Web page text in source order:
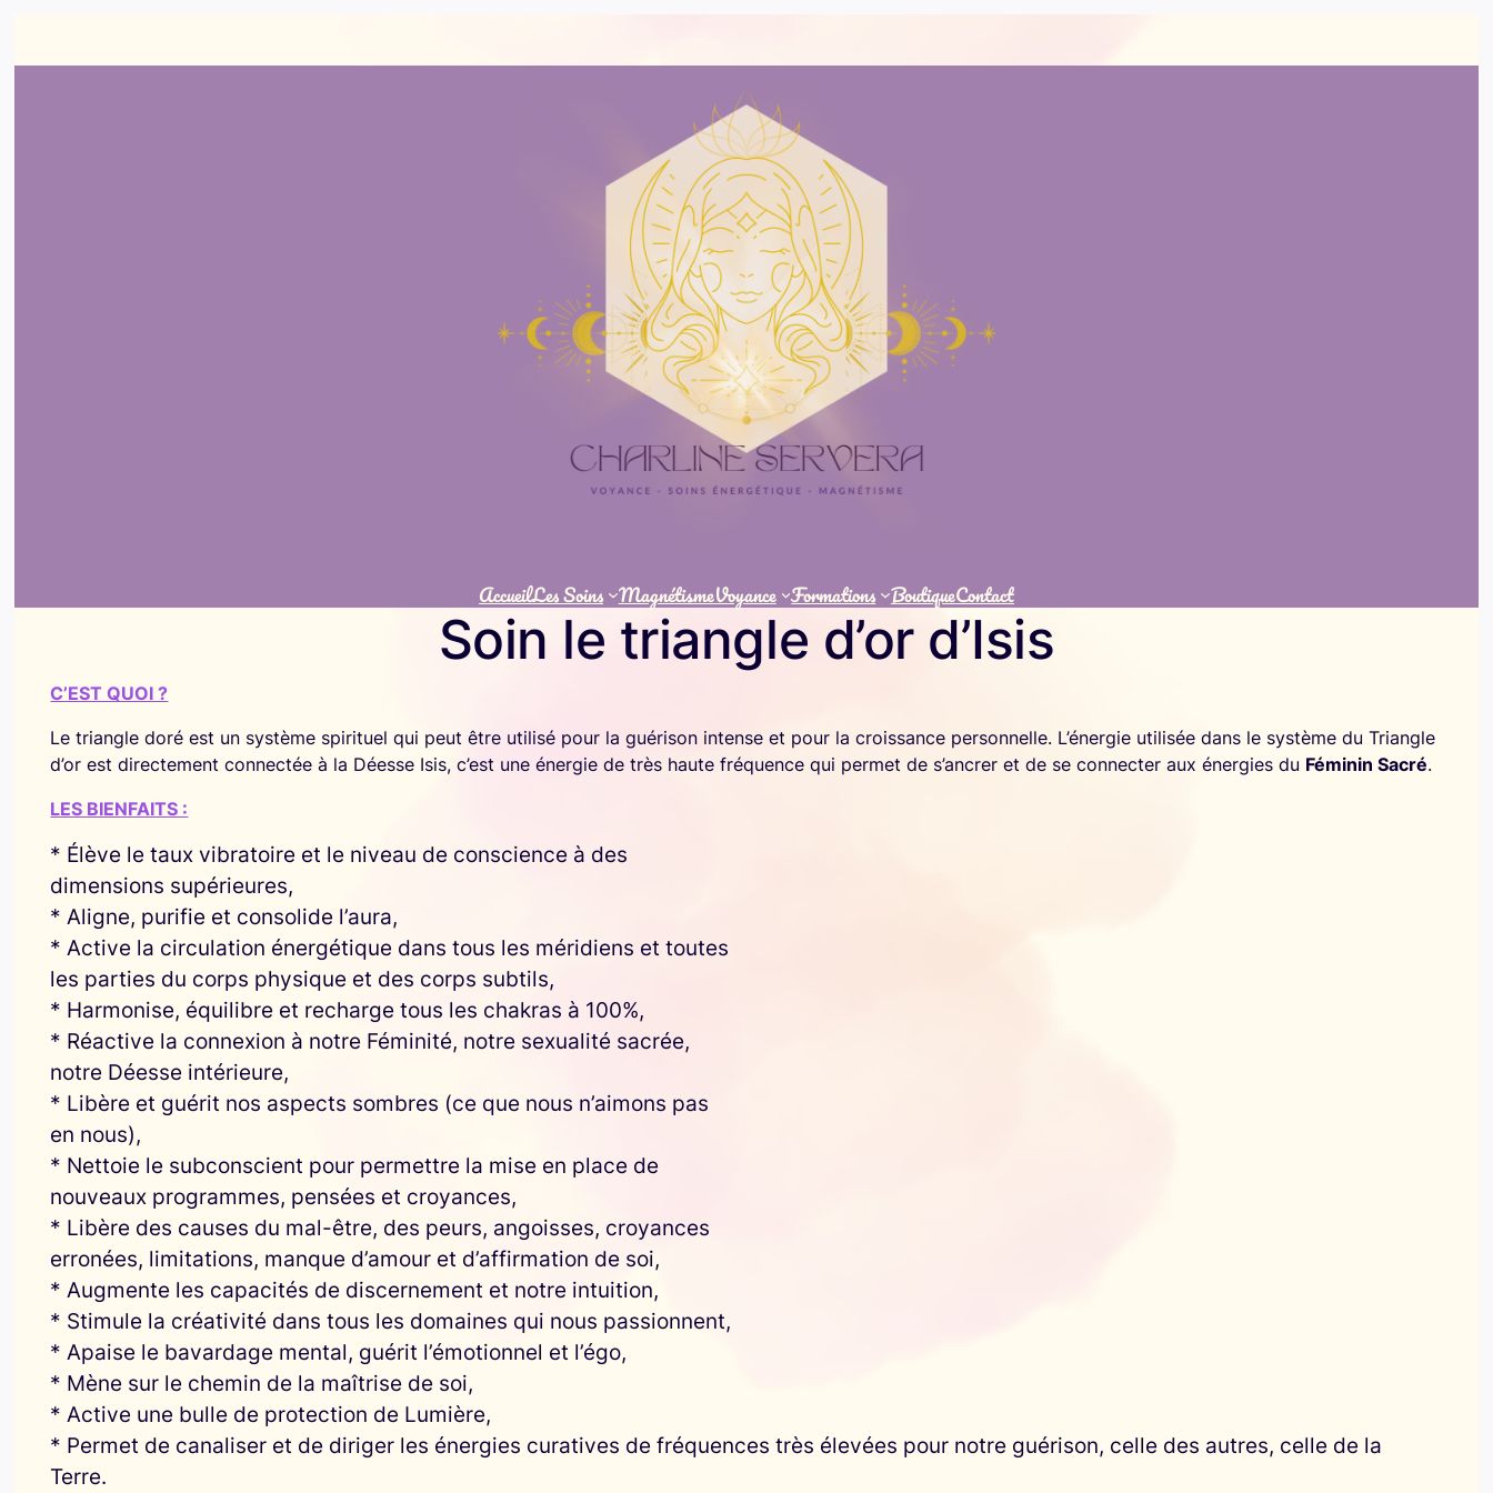
AccueilLes Soins MagnétismeVoyance Formations BoutiqueContact
Soin le triangle d’or d’Isis
C’EST QUOI ?
Le triangle doré est un système spirituel qui peut être utilisé pour la guérison intense et pour la croissance personnelle. L’énergie utilisée dans le système du Triangle
d’or est directement connectée à la Déesse Isis, c’est une énergie de très haute fréquence qui permet de s’ancrer et de se connecter aux énergies du Féminin Sacré.
LES BIENFAITS :
* Élève le taux vibratoire et le niveau de conscience à des
dimensions supérieures,
* Aligne, purifie et consolide l’aura,
* Active la circulation énergétique dans tous les méridiens et toutes
les parties du corps physique et des corps subtils,
* Harmonise, équilibre et recharge tous les chakras à 100%,
* Réactive la connexion à notre Féminité, notre sexualité sacrée,
notre Déesse intérieure,
* Libère et guérit nos aspects sombres (ce que nous n’aimons pas
en nous),
* Nettoie le subconscient pour permettre la mise en place de
nouveaux programmes, pensées et croyances,
* Libère des causes du mal-être, des peurs, angoisses, croyances
erronées, limitations, manque d’amour et d’affirmation de soi,
* Augmente les capacités de discernement et notre intuition,
* Stimule la créativité dans tous les domaines qui nous passionnent,
* Apaise le bavardage mental, guérit l’émotionnel et l’égo,
* Mène sur le chemin de la maîtrise de soi,
* Active une bulle de protection de Lumière,
* Permet de canaliser et de diriger les énergies curatives de fréquences très élevées pour notre guérison, celle des autres, celle de la
Terre.